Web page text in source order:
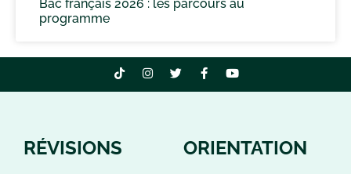
Bac français 2026 : les parcours au
programme
RÉVISIONS ORIENTATION